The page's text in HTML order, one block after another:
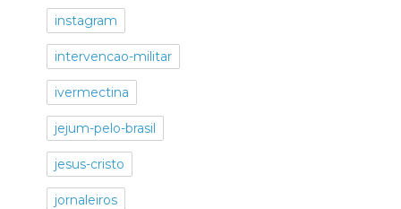
instagram
intervencao-militar
ivermectina
jejum-pelo-brasil
jesus-cristo
jornaleiros